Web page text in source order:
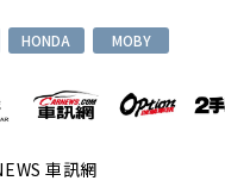
HONDA MOBY
車訊網